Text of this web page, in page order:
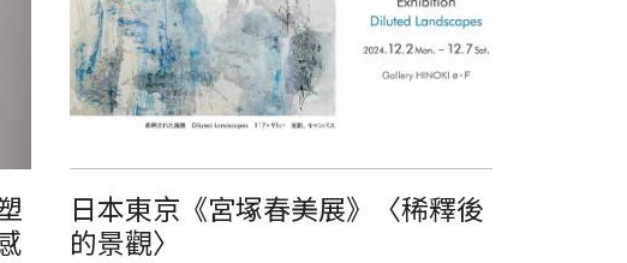
日本東京《宮塚春美展》〈稀釋後
的景觀〉